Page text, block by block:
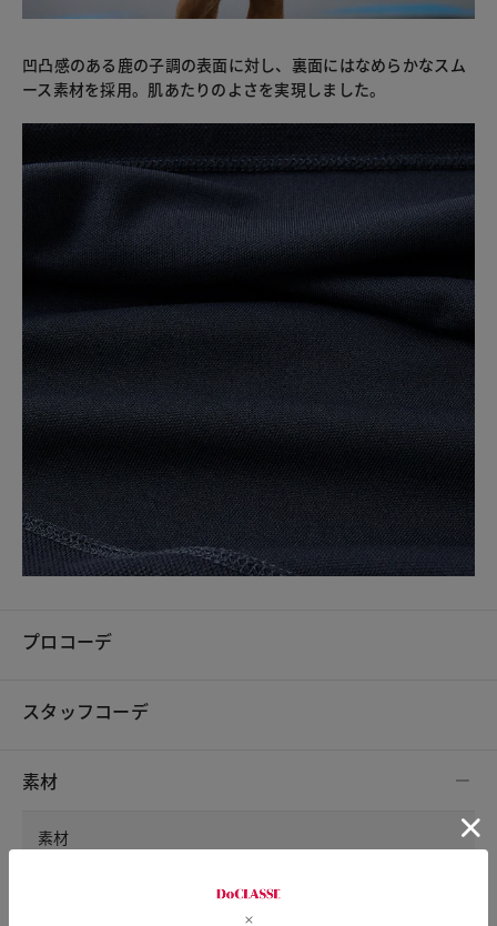
凹凸感のある鹿の子調の表面に対し、裏面にはなめらかなスム
ース素材を採用。肌あたりのよさを実現しました。
プロコーデ
スタッフコーデ
素材
素材
本体/ポリエステル82%・綿18%，別布/ナイロン100%